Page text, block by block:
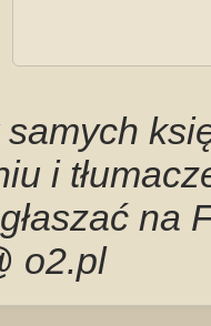
i
na
o2.pl